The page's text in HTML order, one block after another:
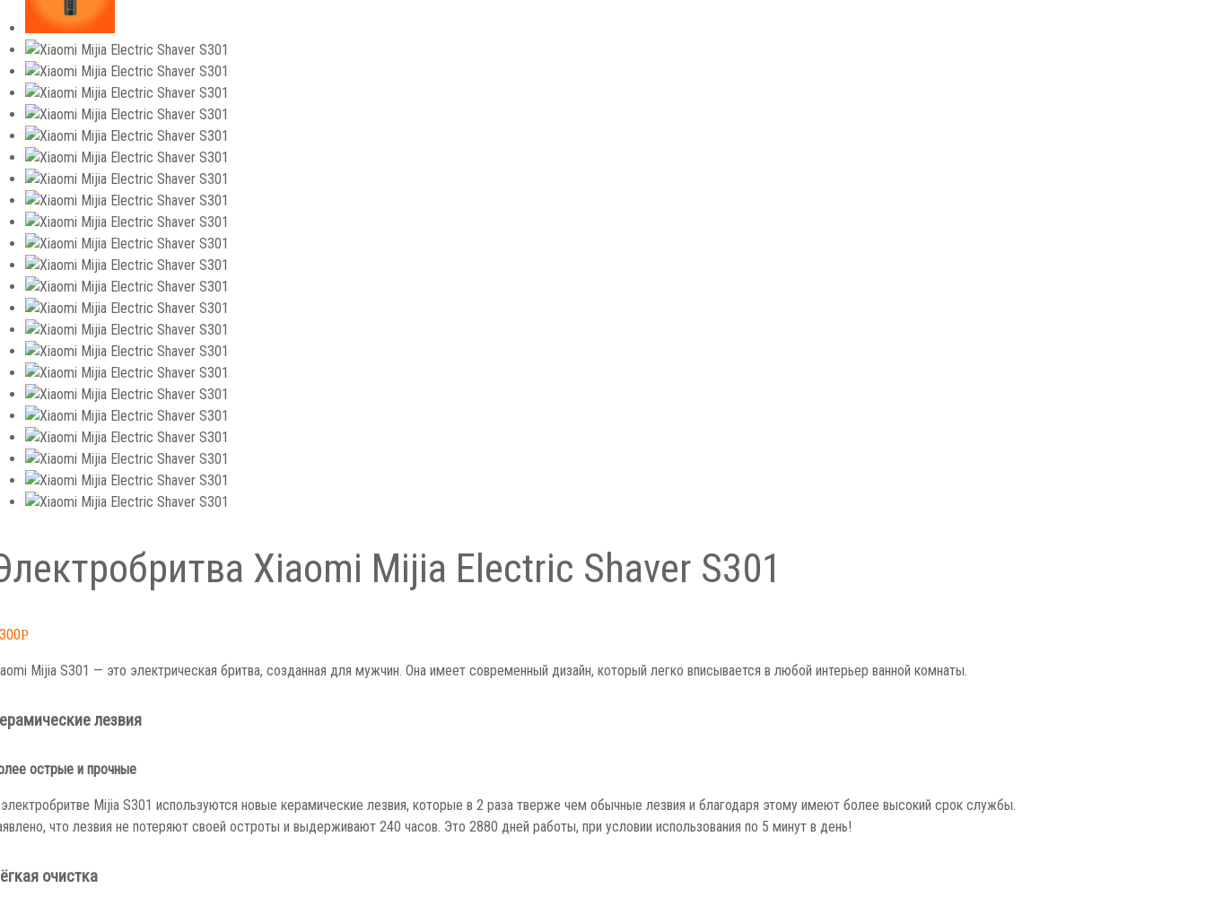
Xiaomi Mijia Electric Shaver S301
Р
Mijia S301 — это электрическая бритва, созданная для мужчин. Она имеет современный дизайн, который легко вписывается в любой интерьер ванной комнаты.
лезвия
острые и прочные
Mijia S301 используются новые керамические лезвия, которые в 2 раза тверже чем обычные лезвия и благодаря этому имеют более высокий срок службы.
что лезвия не потеряют своей остроты и выдерживают 240 часов. Это 2880 дней работы, при условии использования по 5 минут в день!
очистка